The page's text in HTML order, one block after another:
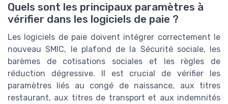
Quels sont les principaux paramètres à
vérifier dans les logiciels de paie ?
Les logiciels de paie doivent intégrer correctement le
nouveau SMIC, le plafond de la Sécurité sociale, les
barèmes de cotisations sociales et les règles de
réduction dégressive. Il est crucial de vérifier les
paramètres liés au congé de naissance, aux titres
restaurant, aux titres de transport et aux indemnités